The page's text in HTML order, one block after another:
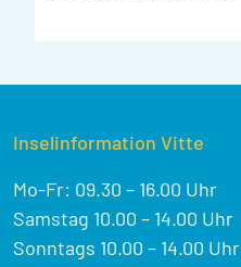
Inselinformation Vitte
Mo-Fr: 09.30 – 16.00 Uhr
Samstag 10.00 – 14.00 Uhr
Sonntags 10.00 – 14.00 Uhr